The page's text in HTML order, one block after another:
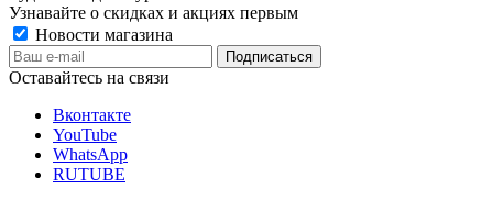
Узнавайте о скидках и акциях первым
Новости магазина
Оставайтесь на связи
Вконтакте
YouTube
WhatsApp
RUTUBE